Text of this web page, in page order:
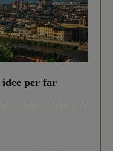
per far